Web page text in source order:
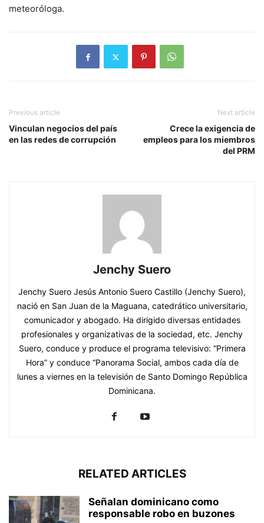
meteoróloga.
Previous article
Vinculan negocios del país
en las redes de corrupción
Next article
Crece la exigencia de
empleos para los miembros
del PRM
Jenchy Suero
Jenchy Suero Jesús Antonio Suero Castillo (Jenchy Suero),
nació en San Juan de la Maguana, catedrático universitario,
comunicador y abogado. Ha dirigido diversas entidades
profesionales y organizativas de la sociedad, etc. Jenchy
Suero, conduce y produce el programa televisivo: “Primera
Hora” y conduce “Panorama Social, ambos cada día de
lunes a viernes en la televisión de Santo Domingo República
Dominicana.
RELATED ARTICLES
Señalan dominicano como
responsable robo en buzones